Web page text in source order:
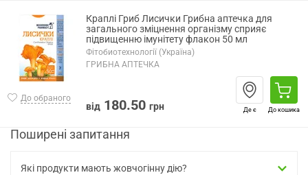
До обраного
Краплі Гриб Лисички Грибна аптечка для
загального зміцнення організму сприяє
підвищенню імунітету флакон 50 мл
Фітобиотехнології (Україна)
ГРИБНА АПТЕЧКА
від 180.50 грн Де є До кошика
Поширені запитання
Які продукти мають жовчогінну дію?